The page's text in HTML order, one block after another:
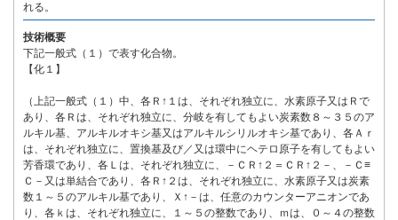
れる。
技術概要
下記一般式（１）で表す化合物。
【化１】
（上記一般式（１）中、各Ｒ↑１は、それぞれ独立に、水素原子又はＲで
あり、各Ｒは、それぞれ独立に、分岐を有してもよい炭素数８～３５のア
ルキル基、アルキルオキシ基又はアルキルシリルオキシ基であり、各Ａｒ
は、それぞれ独立に、置換基及び／又は環中にヘテロ原子を有してもよい
芳香環であり、各Ｌは、それぞれ独立に、－ＣＲ↑２＝ＣＲ↑２－、－Ｃ≡
Ｃ－又は単結合であり、各Ｒ↑２は、それぞれ独立に、水素原子又は炭素
数１～５のアルキル基であり、Ｘ↑－は、任意のカウンターアニオンであ
り、各ｋは、それぞれ独立に、１～５の整数であり、ｍは、０～４の整数